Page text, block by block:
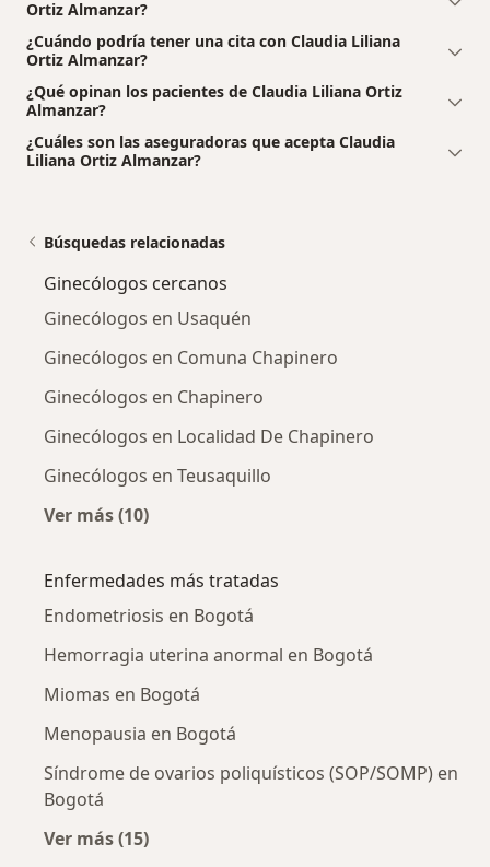
Ortiz Almanzar?
¿Cuándo podría tener una cita con Claudia Liliana
Ortiz Almanzar?
¿Qué opinan los pacientes de Claudia Liliana Ortiz
Almanzar?
¿Cuáles son las aseguradoras que acepta Claudia
Liliana Ortiz Almanzar?
Búsquedas relacionadas
Ginecólogos cercanos
Ginecólogos en Usaquén
Ginecólogos en Comuna Chapinero
Ginecólogos en Chapinero
Ginecólogos en Localidad De Chapinero
Ginecólogos en Teusaquillo
Ver más (10)
Enfermedades más tratadas
Endometriosis en Bogotá
Hemorragia uterina anormal en Bogotá
Miomas en Bogotá
Menopausia en Bogotá
Síndrome de ovarios poliquísticos (SOP/SOMP) en
Bogotá
Ver más (15)